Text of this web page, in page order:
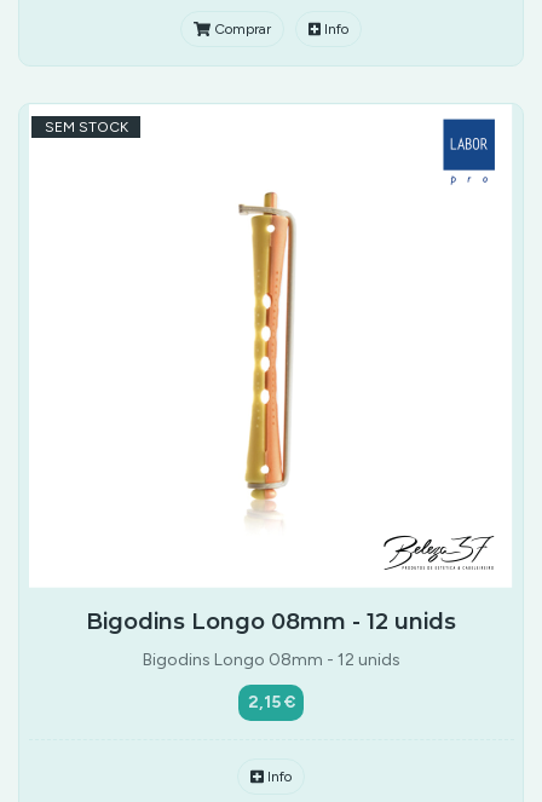
Comprar Info
SEM STOCK
Bigodins Longo 08mm - 12 unids
Bigodins Longo 08mm - 12 unids
2,15 €
Info